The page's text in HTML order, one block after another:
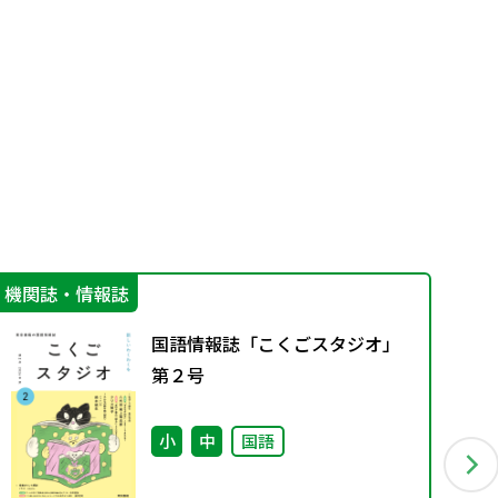
機関誌・情報誌
国語情報誌「こくごスタジオ」
第２号
小 中 国語